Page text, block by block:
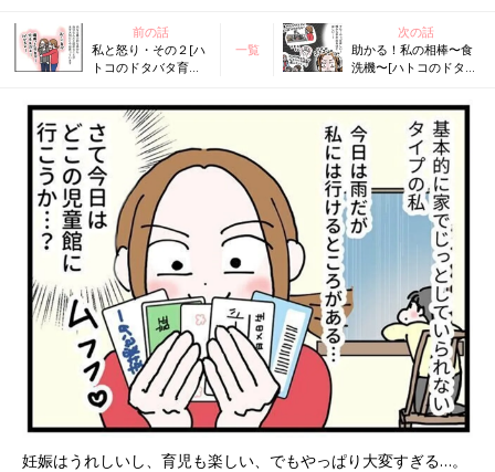
前の話
私と怒り・その２[ハ
トコのドタバタ育児
一覧
次の話
助かる！私の相棒〜食
洗機〜[ハトコのドタバ
妊娠はうれしいし、育児も楽しい、でもやっぱり大変すぎる…。